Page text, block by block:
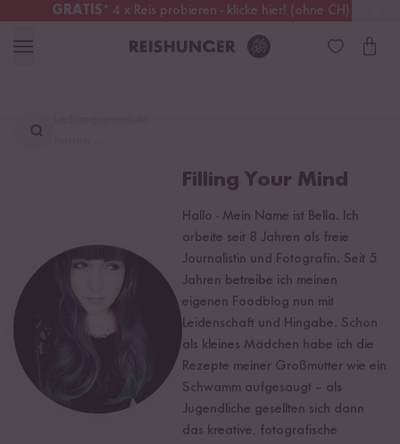
GRATIS* 4 x Reis probieren - klicke hier! (ohne CH)
Deutschland Kostenloser Versand
Filling Your Mind
Hallo - Mein Name ist Bella. Ich
arbeite seit 8 Jahren als freie
Journalistin und Fotografin. Seit 5
Jahren betreibe ich meinen
eigenen Foodblog nun mit
Leidenschaft und Hingabe. Schon
als kleines Mädchen habe ich die
Rezepte meiner Großmutter wie ein
Schwamm aufgesaugt – als
Jugendliche gesellten sich dann
das kreative, fotografische